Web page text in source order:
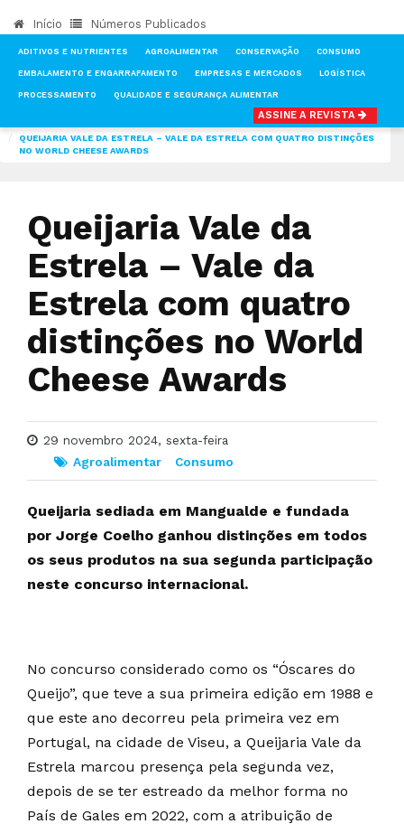
Início Números Publicados
ADITIVOS E NUTRIENTES AGROALIMENTAR CONSERVAÇÃO CONSUMO
EMBALAMENTO E ENGARRAFAMENTO EMPRESAS E MERCADOS LOGÍSTICA
PROCESSAMENTO QUALIDADE E SEGURANÇA ALIMENTAR
ASSINE A REVISTA
QUEIJARIA VALE DA ESTRELA – VALE DA ESTRELA COM QUATRO DISTINÇÕES
NO WORLD CHEESE AWARDS
Queijaria Vale da
Estrela – Vale da
Estrela com quatro
distinções no World
Cheese Awards
29 novembro 2024, sexta-feira
Agroalimentar
Consumo
Queijaria sediada em Mangualde e fundada
por Jorge Coelho ganhou distinções em todos
os seus produtos na sua segunda participação
neste concurso internacional.
No concurso considerado como os “Óscares do
Queijo”, que teve a sua primeira edição em 1988 e
que este ano decorreu pela primeira vez em
Portugal, na cidade de Viseu, a Queijaria Vale da
Estrela marcou presença pela segunda vez,
depois de se ter estreado da melhor forma no
País de Gales em 2022, com a atribuição de